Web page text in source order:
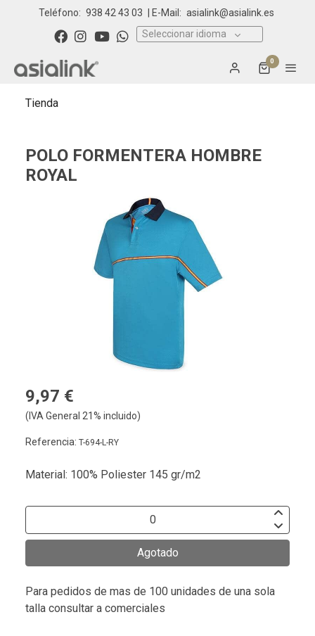
Teléfono: 938 42 43 03 | E-Mail: asialink@asialink.es
Seleccionar idioma
0
Tienda
POLO FORMENTERA HOMBRE
ROYAL
9,97 €
(IVA General 21% incluido)
Referencia: T-694-L-RY
Material: 100% Poliester 145 gr/m2
Agotado
Para pedidos de mas de 100 unidades de una sola
talla consultar a comerciales